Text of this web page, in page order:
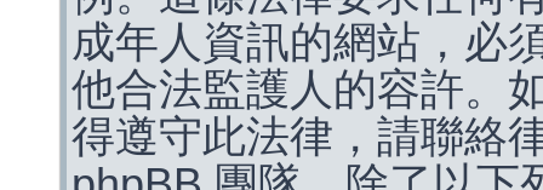
成年人資訊的網站，必
他合法監護人的容許。
得遵守此法律，請聯絡